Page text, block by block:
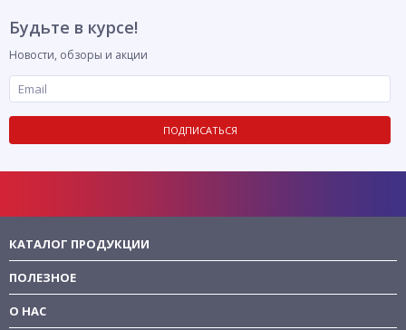
Будьте в курсе!
Новости, обзоры и акции
ПОДПИСАТЬСЯ
КАТАЛОГ ПРОДУКЦИИ
ПОЛЕЗНОЕ
О НАС